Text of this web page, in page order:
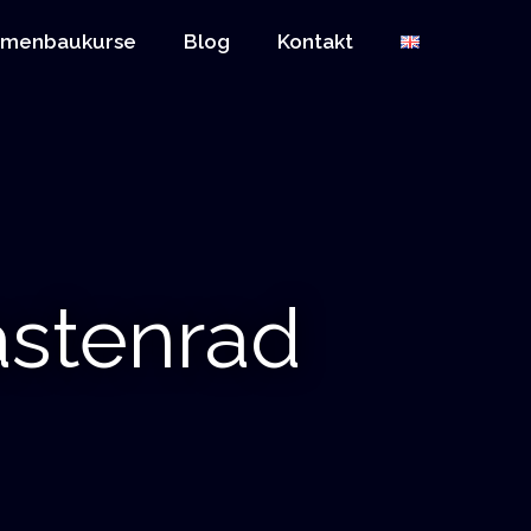
Blog Kontakt